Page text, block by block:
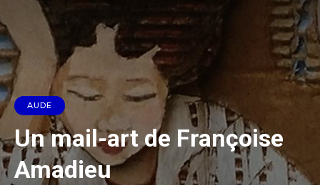
AUDE
Un mail-art de Françoise
Amadieu